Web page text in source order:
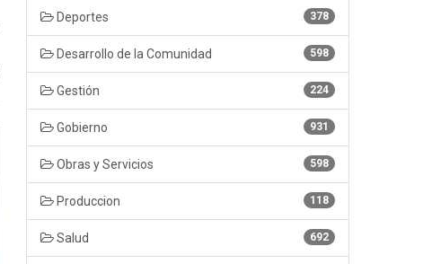
378
Deportes
598
Desarrollo de la Comunidad
224
Gestión
931
Gobierno
598
Obras y Servicios
118
Produccion
692
Salud